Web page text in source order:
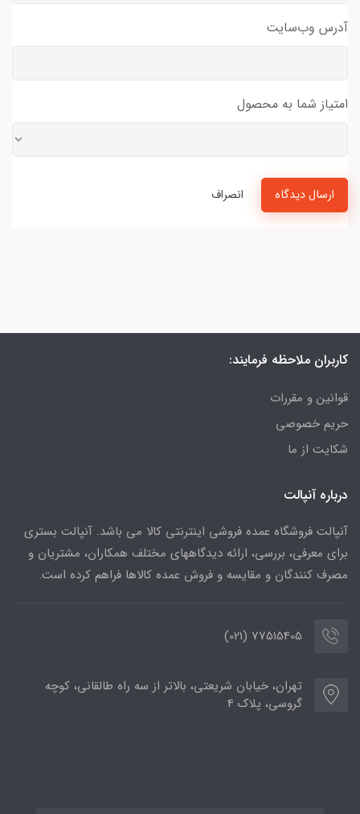
آدرس وب‌سایت
امتیاز شما به محصول
ارسال دیدگاه انصراف
کاربران ملاحظه فرمایند:
قوانین و مقررات
حریم خصوصی
شکایت از ما
درباره آنپالت
آنپالت فروشگاه عمده فروشی اینترنتی کالا می باشد. آنپالت بستری
برای معرفی، بررسی، ارائه دیدگاههای مختلف همکاران، مشتریان و
مصرف کنندگان و مقایسه و فروش عمده کالاها فراهم کرده است.
77515405 (021)
تهران، خیابان شریعتی، بالاتر از سه راه طالقانی، کوچه
گروسی، پلاک 4